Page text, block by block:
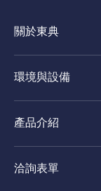
關於東典
環境與設備
產品介紹
洽詢表單